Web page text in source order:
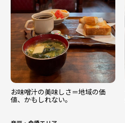
お味噌汁の美味しさ＝地域の価
値、かもしれない。